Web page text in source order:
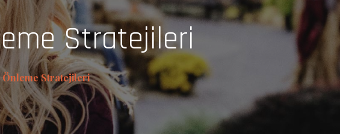
Stratejileri
Önleme Stratejileri